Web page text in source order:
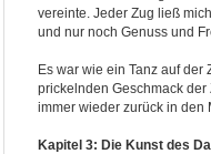
vereinte. Jeder Zug ließ
und nur noch Genuss und
Es war wie ein Tanz auf
prickelnden Geschmack
immer wieder zurück in den
Kapitel 3: Die Kunst des